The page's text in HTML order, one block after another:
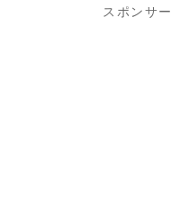
スポンサー